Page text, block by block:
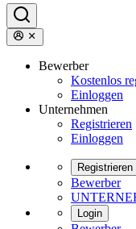
Bewerber
Kostenlos
Einloggen
Unternehmen
Registrieren
Einloggen
Registrieren
Bewerber
Login